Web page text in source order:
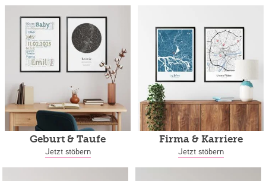
Geburt & Taufe
Jetzt stöbern
Firma & Karriere
Jetzt stöbern